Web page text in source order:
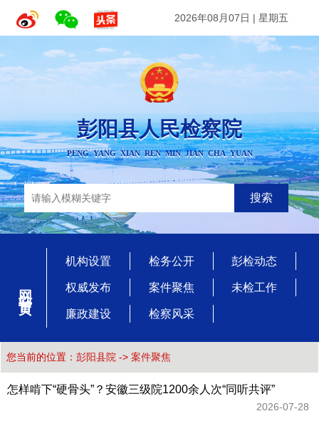
2026年08月07日 | 星期五
彭阳县人民检察院
PENG YANG XIAN REN MIN JIAN CHA YUAN
搜索
网站首页
机构设置 检务公开 彭检动态
权威发布 案件聚焦 未检工作
廉政建设 检察风采
您当前的位置： 彭阳县院 -> 案件聚焦
怎样啃下“硬骨头”？安徽三级院1200余人次“同听共评”
2026-07-28